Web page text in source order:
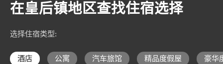
在皇后镇地区查找住宿选择
选择住宿类型:
酒店 公寓 汽车旅馆 精品度假屋 豪华